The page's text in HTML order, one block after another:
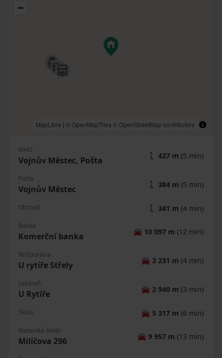
MapLibre | © OpenMapTiles © OpenStreetMap contributors
MHD
Vojnův Městec, Pošta 🚶 427 m (5 min)
Pošta
Vojnův Městec 🚶 384 m (5 min)
Obchod 🚶 341 m (4 min)
Banka
Komerční banka 🚘 10 097 m (12 min)
Reštaurácia
U rytíře Střely 🚘 3 231 m (4 min)
Lekáreň
U Rytíře 🚘 2 940 m (3 min)
Škola 🚘 5 317 m (6 min)
Materská škola
Milíčova 296 🚘 9 957 m (13 min)